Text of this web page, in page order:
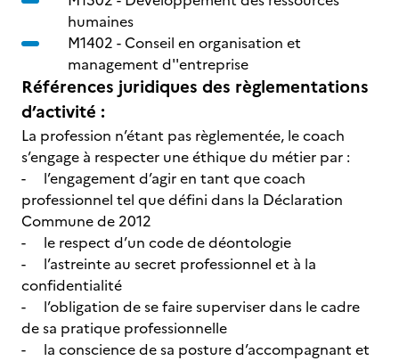
humaines
M1402 -Conseil en organisation et
management d''entreprise
Références juridiques des règlementations
d’activité :
La profession n’étant pas règlementée, le coach
s’engage à respecter une éthique du métier par :
- l’engagement d’agir en tant que coach
professionnel tel que défini dans la Déclaration
Commune de 2012
- le respect d’un code de déontologie
- l’astreinte au secret professionnel et à la
confidentialité
- l’obligation de se faire superviser dans le cadre
de sa pratique professionnelle
- la conscience de sa posture d’accompagnant et